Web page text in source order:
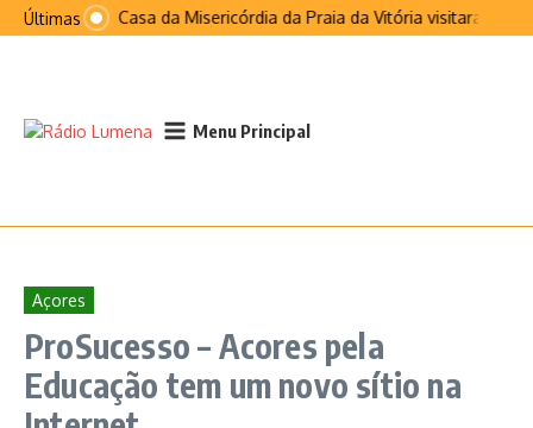
Ir para o conteúdo
ÚltimasSanta Casa da Misericórdia da Praia da Vitória visitaram São
Menu Principal
Açores
ProSucesso – Acores pela
Educação tem um novo sítio na